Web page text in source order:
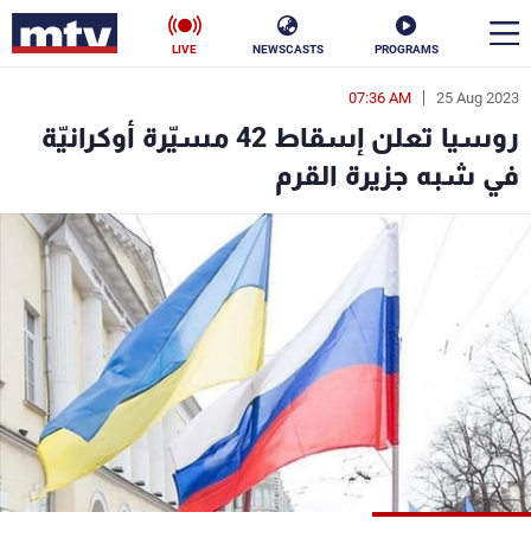
PROGRAMS
NEWSCASTS
LIVE
25 Aug 2023
07:36 AM
روسيا تعلن إسقاط 42 مسيّرة أوكرانيّة
في شبه جزيرة القرم
en
الأخبار
سياسة ناس
فن
منوعات رياضة
كأس العالم
البرامج